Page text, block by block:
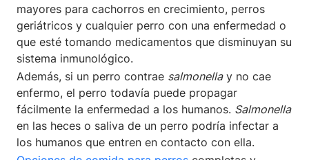
mayores para cachorros en crecimiento, perros
geriátricos y cualquier perro con una enfermedad o
que esté tomando medicamentos que disminuyan su
sistema inmunológico.
Además, si un perro contrae salmonellay no cae
enfermo, el perro todavía puede propagar
fácilmente la enfermedad a los humanos. Salmonella
en las heces o saliva de un perro podría infectar a
los humanos que entren en contacto con ella.